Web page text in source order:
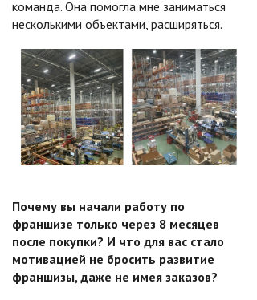
команда. Она помогла мне заниматься
несколькими объектами, расширяться.
Почему вы начали работу по
франшизе только через 8 месяцев
после покупки? И что для вас стало
мотивацией не бросить развитие
франшизы, даже не имея заказов?